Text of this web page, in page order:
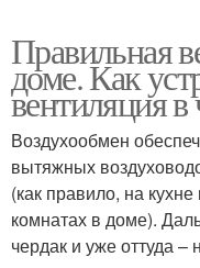
Правильная
доме. Как
вентиляция
Воздухообмен
вытяжных
(как правило, на
комнатах в доме).
чердак и уже оттуда –